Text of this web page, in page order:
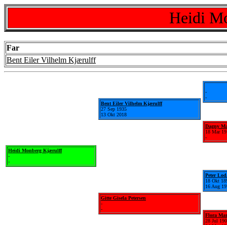
Heidi
Far
Bent Eiler Vilhelm Kjærulff
Heidi Monberg Kjærulff
-
-
Bent Eiler Vilhelm Kjærulff
27 Sep 1935
13 Okt 2018
Gitte Gisela Petersen
-
-
-
-
Dagny
18 Mar
-
Peter
18 Okt
16 Aug
Flora
28 Jul